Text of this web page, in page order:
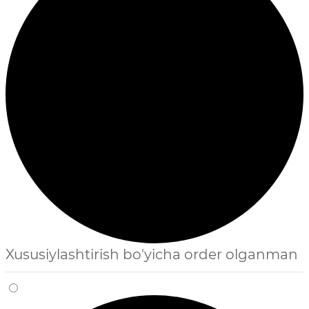
Xususiylashtirish bo'yicha order olganman